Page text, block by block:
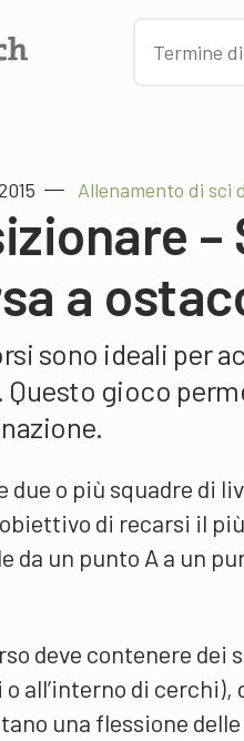
Allenamento di sci
a
sono ideali per
Questo gioco
due o più squadre di
di recarsi il
da un punto A a un
deve contenere dei
all’interno di cerchi),
una flessione